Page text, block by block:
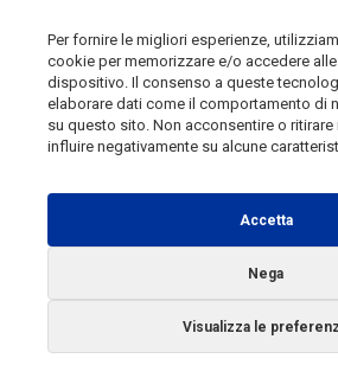
Per fornire le migliori esperienze,
cookie per memorizzare e/o accedere
dispositivo. Il consenso a queste
elaborare dati come il comportamento di
su questo sito. Non acconsentire o
influire negativamente su alcune
Accetta
Nega
Visualizza le
Telemolise - reg. Tribunale di
10/08/1982 - Direttore Responsabile:
PETESCIA
Campobasso n. 224 del 4/5/1996 -
Radio Tele Molise s.r.l. - P.IVA